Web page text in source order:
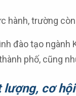
hành, trường
đào tạo ngành
phố, cũng
lượng, cơ